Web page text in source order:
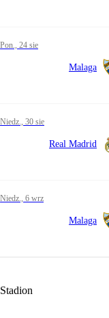
pon., 24 sie
Malaga
niedz., 30 sie
Real Madrid
niedz., 6 wrz
Malaga
Stadion